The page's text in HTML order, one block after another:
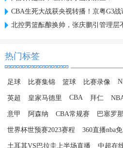
CBA生死大战获央视转播！京粤G3战
北控男篮酝酿换帅，张庆鹏引管理层
热门标签
足球 比赛集锦 篮球 比赛录像
英超 皇家马德里 CBA 拜仁
意甲 阿森纳 CBA常规赛 巴塞罗
世界杯世预赛2023赛程 360直播nba
土耳其VS巴拉圭上半场直播 中超在